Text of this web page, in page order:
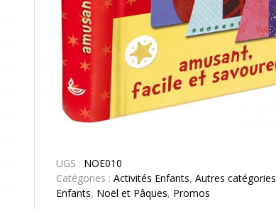
UGS : NOE010
Catégories : Activités Enfants, Autres catégories
Enfants, Noël et Pâques, Promos